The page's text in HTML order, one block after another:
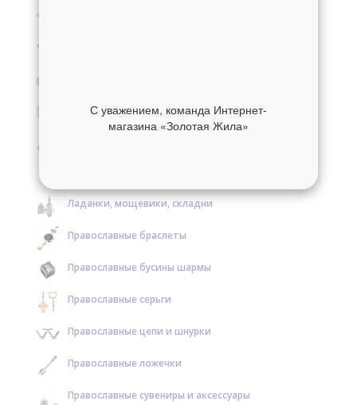
Образки и нательные иконы серебряные
Ладанки, мощевики, складни
Православные браслеты
Православные бусины шармы
Православные серьги
Православные цепи и шнурки
Православные ложечки
Православные сувениры и аксессуары
С уважением, команда Интернет-
магазина «Золотая Жила»